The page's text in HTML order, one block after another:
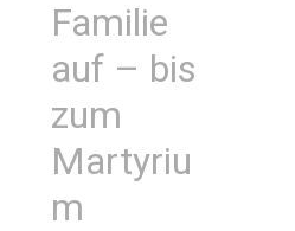
Familie
auf – bis
zum
Martyriu
m